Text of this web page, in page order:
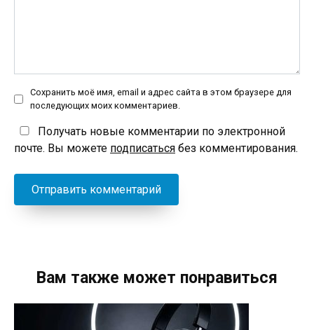
Сохранить моё имя, email и адрес сайта в этом браузере для
последующих моих комментариев.
Получать новые комментарии по электронной
почте. Вы можете подписаться без комментирования.
Вам также может понравиться